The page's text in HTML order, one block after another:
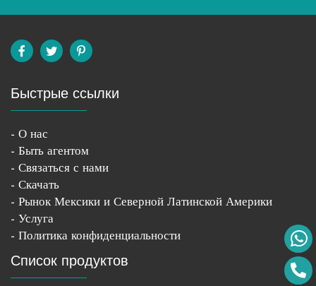
Быстрые ссылки
- О нас
- Быть агентом
- Связаться с нами
- Скачать
- Рынок Мексики и Северной Латинской Америки
- Услуга
- Политика конфиденциальности
Список продуктов